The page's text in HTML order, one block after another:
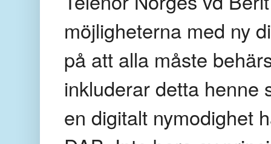
möjligheterna med ny
på att alla måste
inkluderar detta henne
en digitalt nymodighet